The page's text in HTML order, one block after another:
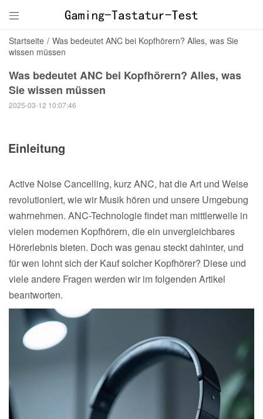

Startseite / Was bedeutet ANC bei Kopfhörern? Alles, was Sie
wissen müssen
Was bedeutet ANC bei Kopfhörern? Alles, was
Sie wissen müssen
2025-03-12 10:07:46
Einleitung
Active Noise Cancelling, kurz ANC, hat die Art und Weise
revolutioniert, wie wir Musik hören und unsere Umgebung
wahrnehmen. ANC-Technologie findet man mittlerweile in
vielen modernen Kopfhörern, die ein unvergleichbares
Hörerlebnis bieten. Doch was genau steckt dahinter, und
für wen lohnt sich der Kauf solcher Kopfhörer? Diese und
viele andere Fragen werden wir im folgenden Artikel
beantworten.